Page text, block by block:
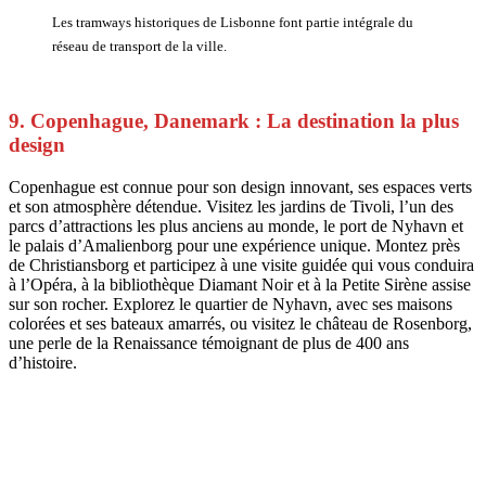
Les tramways historiques de Lisbonne font partie intégrale du
réseau de transport de la ville.
9. Copenhague, Danemark : La destination la plus
design
Copenhague est connue pour son design innovant, ses espaces verts
et son atmosphère détendue. Visitez les jardins de Tivoli, l’un des
parcs d’attractions les plus anciens au monde, le port de Nyhavn et
le palais d’Amalienborg pour une expérience unique. Montez près
de Christiansborg et participez à une visite guidée qui vous conduira
à l’Opéra, à la bibliothèque Diamant Noir et à la Petite Sirène assise
sur son rocher. Explorez le quartier de Nyhavn, avec ses maisons
colorées et ses bateaux amarrés, ou visitez le château de Rosenborg,
une perle de la Renaissance témoignant de plus de 400 ans
d’histoire.